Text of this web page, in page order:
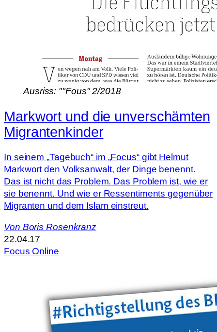
Ausriss: ""Fous" 2/2018
Markwort und die unverschämten
Migrantenkinder
In seinem „Tagebuch“ im „Focus“ gibt Helmut
Markwort den Volksanwalt, der Dinge benennt.
Das ist nicht das Problem. Das Problem ist, wie er
sie benennt. Und wie er Ressentiments gegenüber
Migranten und dem Islam einstreut.
Von Boris Rosenkranz
22.04.17
Focus Online